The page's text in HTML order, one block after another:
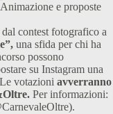
e proposte
contest fotografico a
una sfida per chi ha
possono
su Instagram una
votazioni avverranno
Per informazioni: